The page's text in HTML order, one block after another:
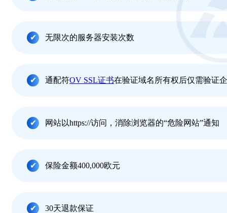
无限次的服务器安装次数
通配符OV SSL证书在验证域名所有权后仅需验证
网站以https://访问，消除浏览器的“危险网站”通知
保险金额400,000欧元
30天退款保证